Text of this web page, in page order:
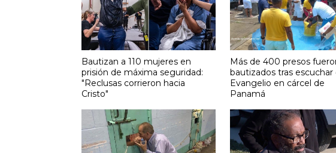
Bautizan a 110 mujeres en
prisión de máxima seguridad:
"Reclusas corrieron hacia
Cristo"
Más de 400 presos
bautizados tras escuchar
Evangelio en cárcel de
Panamá